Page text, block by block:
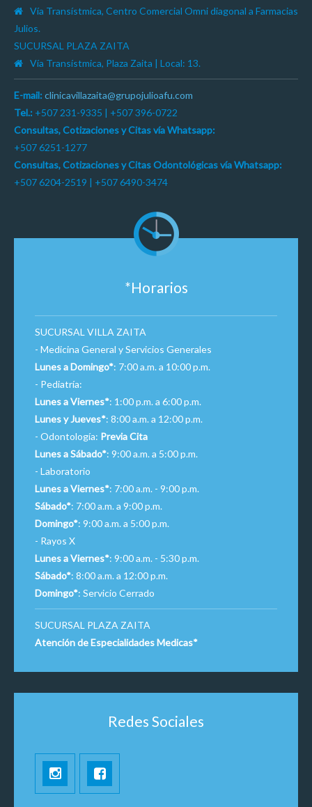
Vía Transístmica, Centro Comercial Omni diagonal a Farmacias
Julios.
SUCURSAL PLAZA ZAITA
Vía Transístmica, Plaza Zaita | Local: 13.
E-mail: clinicavillazaita@grupojulioafu.com
Tel.: +507 231-9335 | +507 396-0722
Consultas, Cotizaciones y Citas vía Whatsapp:
+507 6251-1277
Consultas, Cotizaciones y Citas Odontológicas vía Whatsapp:
+507 6204-2519 | +507 6490-3474
*Horarios
SUCURSAL VILLA ZAITA
- Medicina General y Servicios Generales
Lunes a Domingo*: 7:00 a.m. a 10:00 p.m.
- Pediatría:
Lunes a Viernes*: 1:00 p.m. a 6:00 p.m.
Lunes y Jueves*: 8:00 a.m. a 12:00 p.m.
- Odontología: Previa Cita
Lunes a Sábado*: 9:00 a.m. a 5:00 p.m.
- Laboratorio
Lunes a Viernes*: 7:00 a.m. - 9:00 p.m.
Sábado*: 7:00 a.m. a 9:00 p.m.
Domingo*: 9:00 a.m. a 5:00 p.m.
- Rayos X
Lunes a Viernes*: 9:00 a.m. - 5:30 p.m.
Sábado*: 8:00 a.m. a 12:00 p.m.
Domingo*: Servicio Cerrado
SUCURSAL PLAZA ZAITA
Atención de Especialidades Medicas*
Redes Sociales